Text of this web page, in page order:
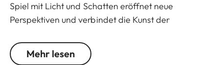
Spiel mit Licht und Schatten eröffnet neue
Perspektiven und verbindet die Kunst der
Angetrieben wird die ZM 12 vom Leica Boutique-
Mehr lesen